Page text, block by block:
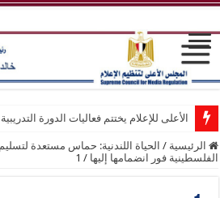
الأعلى للإعلام يختتم فعاليات الدورة
الرئيسية / الحياة اللندنية: حماس مستعدة
الفلسطينية فور انضمامها إليها /
1